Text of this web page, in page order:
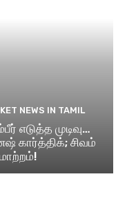
NEWS IN TAMIL
எடுத்த முடிவு…
கார்த்திக்; சிவம்